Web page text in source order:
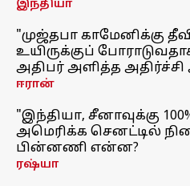
இந்தியா
"முஜ்தபா காமேனிக்கு
உயிருக்குப்
அதிபர் அளித்த
ஈரான்
"இந்தியா, சீனாவுக்கு
அமெரிக்க செனட்டில்
பின்னணி என்ன?
ரஷ்யா